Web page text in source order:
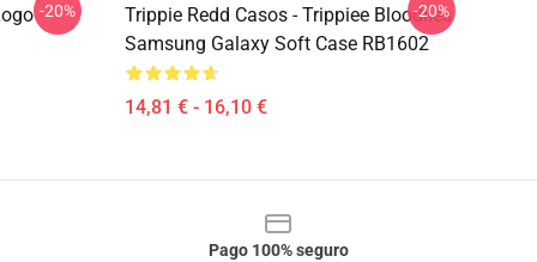
-20%
Trippie Redd Casos - Trippiee Bloodlies
Samsung Galaxy Soft Case RB1602
14,81 € - 16,10 €
-20%
Pago 100% seguro